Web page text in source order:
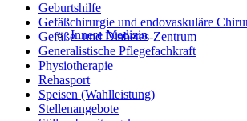
Innere Medizin
Geburtshilfe
Gefäßchirurgie und endovaskuläre
Gefäße- und Diabetes-Zentrum
Generalistische Pflegefachkraft
Physiotherapie
Rehasport
Speisen (Wahlleistung)
Stellenangebote